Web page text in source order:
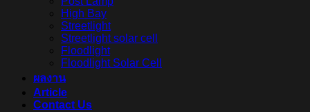
High Bay
Streetlight
Streetlight solar cell
Floodlight
Floodlight Solar Cell
ผลงาน
Article
Contact Us